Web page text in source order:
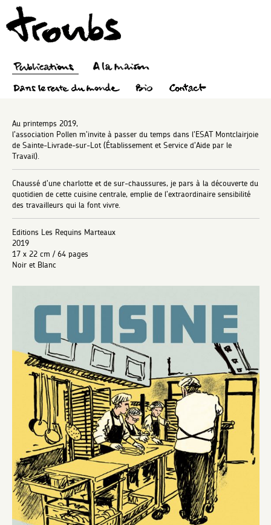
Au printemps 2019,
l’association Pollen m’invite à passer du temps dans l’ESAT Montclairjoie
de Sainte-Livrade-sur-Lot (Établissement et Service d’Aide par le
Travail).
Chaussé d’une charlotte et de sur-chaussures, je pars à la découverte du
quotidien de cette cuisine centrale, emplie de l’extraordinaire sensibilité
des travailleurs qui la font vivre.
Editions Les Requins Marteaux
2019
17 x 22 cm / 64 pages
Noir et Blanc